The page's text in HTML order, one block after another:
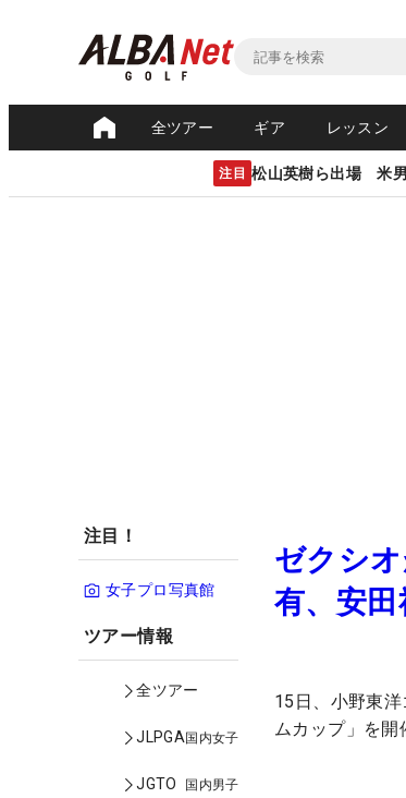
全ツアー ギア レッスン
注目 松山英樹ら出場 米
注目！
女子プロ写真館
ツアー情報
全ツアー
JLPGA国内女子
JGTO 国内男子
ゼクシ
有、安
15日、小野東
ムカップ」を開